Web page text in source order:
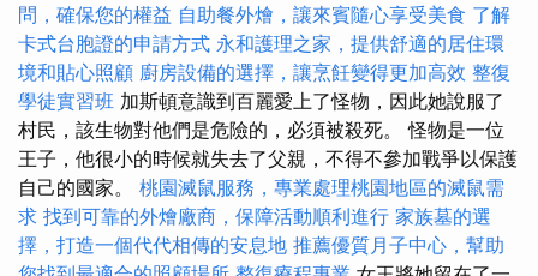
問，確保您的權益 自助餐外燴，讓來賓隨心享受美食 了解
卡式台胞證的申請方式 永和護理之家，提供舒適的居住環
境和貼心照顧 廚房設備的選擇，讓烹飪變得更加高效 整復
學徒實習班 加斯頓意識到百麗愛上了怪物，因此她說服了
村民，該生物對他們是危險的，必須被殺死。 怪物是一位
王子，他很小的時候就失去了父親，不得不參加戰爭以保護
自己的國家。 桃園滅鼠服務，專業處理桃園地區的滅鼠需
求 找到可靠的外燴廠商，保障活動順利進行 家族墓的選
擇，打造一個代代相傳的安息地 推薦優質月子中心，幫助